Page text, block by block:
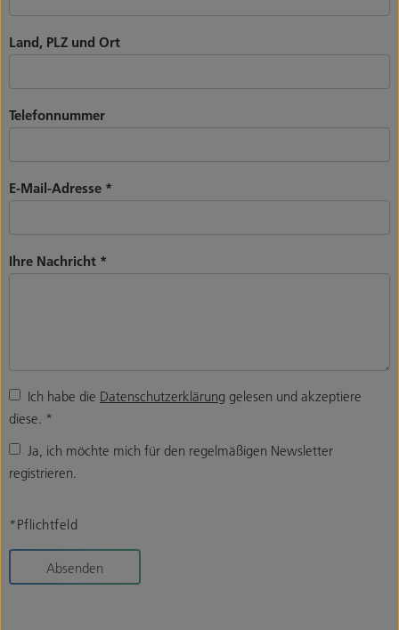
Land, PLZ und Ort
Telefonnummer
E-Mail-Adresse *
Ihre Nachricht *
Ich habe die Datenschutzerklärung gelesen und akzeptiere
diese. *
Ja, ich möchte mich für den regelmäßigen Newsletter
registrieren.
*Pflichtfeld
Absenden